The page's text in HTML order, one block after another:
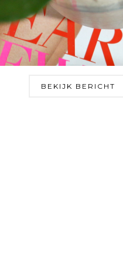
BEKIJK BERICHT